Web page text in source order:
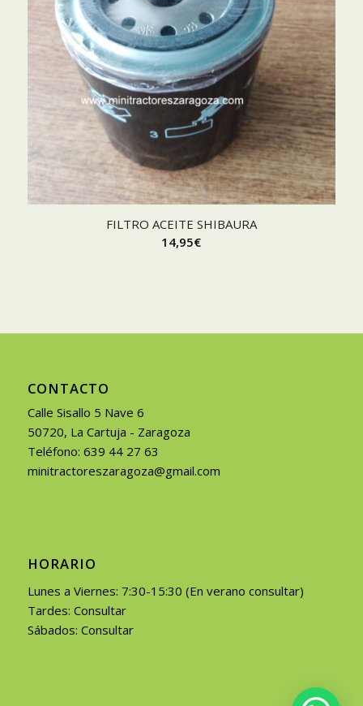
FILTRO ACEITE SHIBAURA
14,95€
CONTACTO
Calle Sisallo 5 Nave 6
50720, La Cartuja - Zaragoza
Teléfono: 639 44 27 63
minitractoreszaragoza@gmail.com
HORARIO
Lunes a Viernes: 7:30-15:30 (En verano consultar)
Tardes: Consultar
Sábados: Consultar